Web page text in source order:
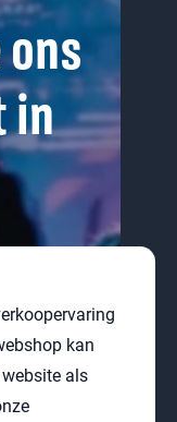
in
kan
als